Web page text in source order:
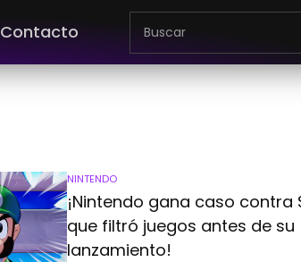
Contacto
NINTENDO
¡Nintendo gana caso contra
que filtró juegos antes de su
lanzamiento!